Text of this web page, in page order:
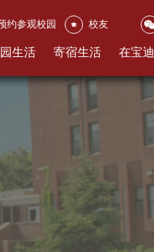
约参观校园 校友
生活 寄宿生活 在宝迪